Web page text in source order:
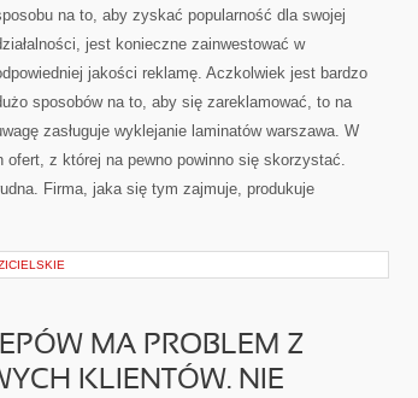
SPRAWNIE
WYDAJNIE
MUSI
SIĘ
na to, aby zyskać popularność dla swojej
jest konieczne zainwestować w
jakości reklamę. Aczkolwiek jest bardzo
sposobów na to, aby się zareklamować, to na
zasługuje wyklejanie laminatów warszawa. W
z której na pewno powinno się skorzystać.
Firma, jaka się tym zajmuje, produkuje
MA PROBLEM Z
KLIENTÓW. NIE